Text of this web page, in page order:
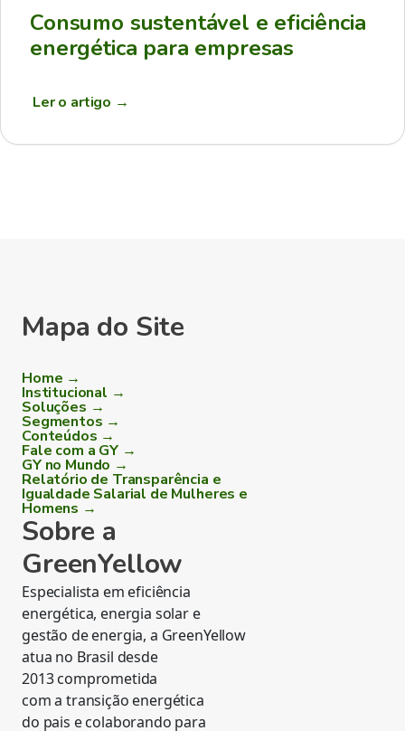
Consumo sustentável e eficiência
energética para empresas
Ler o artigo →
Mapa do Site
Home →
Institucional →
Soluções →
Segmentos →
Conteúdos →
Fale com a GY →
GY no Mundo →
Relatório de Transparência e
Igualdade Salarial de Mulheres e
Homens →
Sobre a
GreenYellow
Especialista em eficiência
energética, energia solar e
gestão de energia, a GreenYellow
atua no Brasil desde
2013 comprometida
com a transição energética
do pais e colaborando para